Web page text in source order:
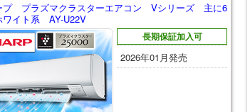
プ プラズマクラスターエアコン Vシリーズ 主に6
イト系 AY-U22V
長期保証加入可
2026年01月発売